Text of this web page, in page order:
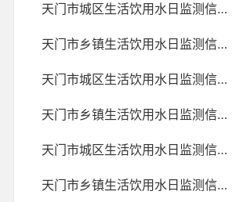
天门市城区生活饮用水日监测信息公示表（2026.8.8）
天门市乡镇生活饮用水日监测信息公示表（2026.8.7）
天门市城区生活饮用水日监测信息公示表（2026.8.7）
天门市乡镇生活饮用水日监测信息公示表（2026.8.6）
天门市城区生活饮用水日监测信息公示表（2026.8.6）
天门市乡镇生活饮用水日监测信息公示表（2026.8.5）